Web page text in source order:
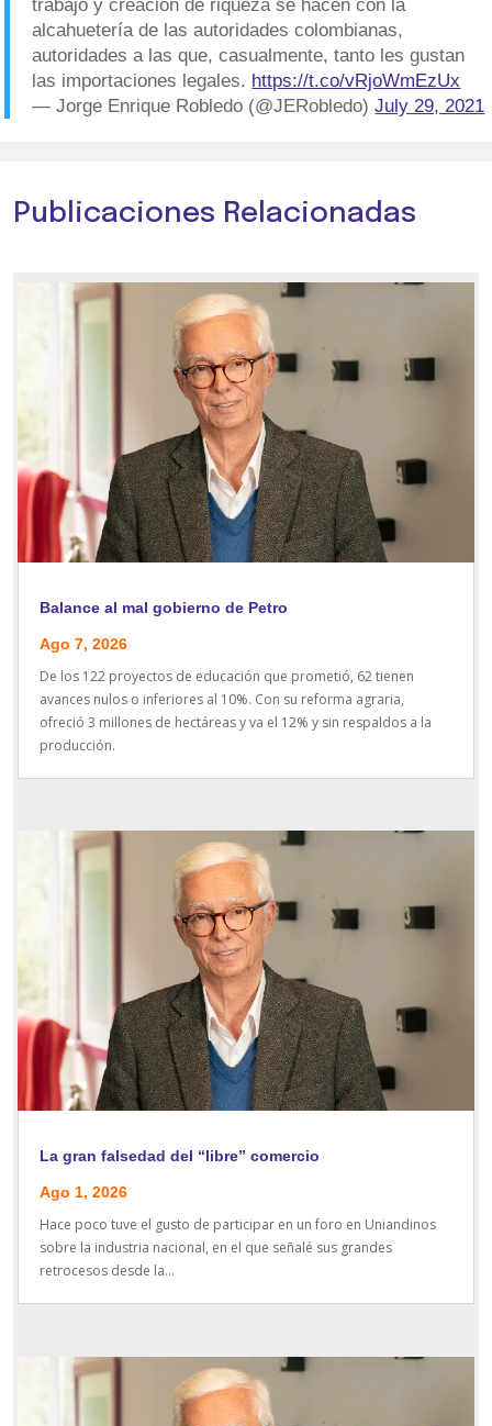
trabajo y creación de riqueza se hacen con la
alcahuetería de las autoridades colombianas,
autoridades a las que, casualmente, tanto les gustan
las importaciones legales. https://t.co/vRjoWmEzUx
— Jorge Enrique Robledo (@JERobledo)July 29, 2021
Publicaciones Relacionadas
Balance al mal gobierno de Petro
Ago 7, 2026
De los 122 proyectos de educación que prometió, 62 tienen
avances nulos o inferiores al 10%. Con su reforma agraria,
ofreció 3 millones de hectáreas y va el 12% y sin respaldos a la
producción.
La gran falsedad del “libre” comercio
Ago 1, 2026
Hace poco tuve el gusto de participar en un foro en Uniandinos
sobre la industria nacional, en el que señalé sus grandes
retrocesos desde la...